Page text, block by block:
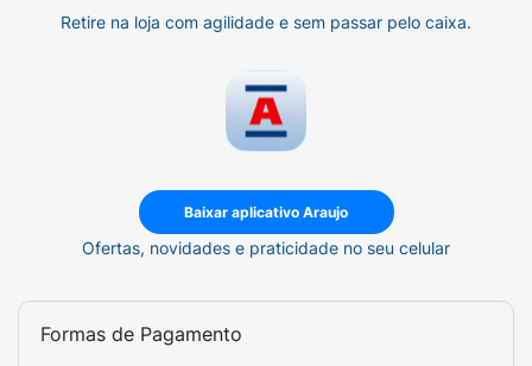
Retire na loja com agilidade e sem passar pelo caixa.
Baixar aplicativo Araujo
Ofertas, novidades e praticidade no seu celular
Formas de Pagamento